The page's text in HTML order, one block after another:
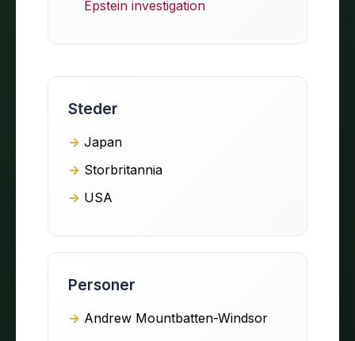
Epstein investigation
Steder
Japan
Storbritannia
USA
Personer
Andrew Mountbatten-Windsor